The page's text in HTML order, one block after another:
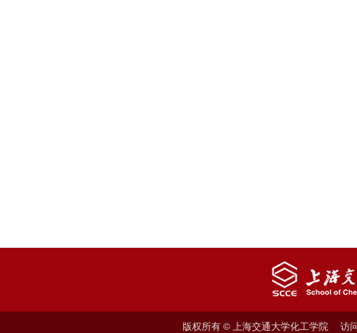
版权所有 © 上海交通大学化工学院 访